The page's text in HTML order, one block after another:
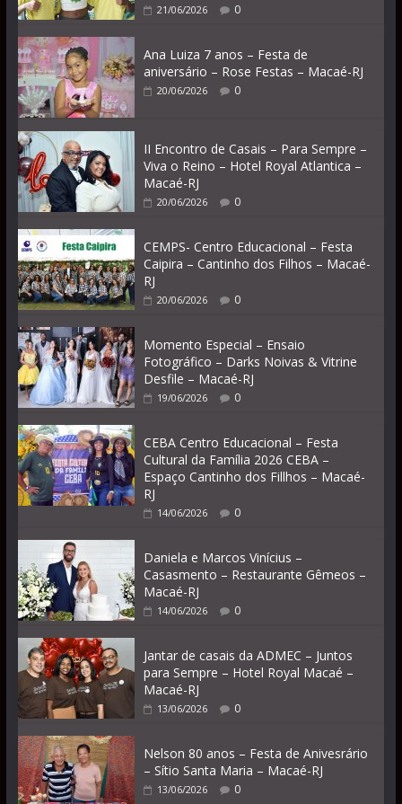
21/06/2026 0
Ana Luiza 7 anos – Festa de
aniversário – Rose Festas – Macaé-RJ
20/06/2026 0
II Encontro de Casais – Para Sempre –
Viva o Reino – Hotel Royal Atlantica –
Macaé-RJ
20/06/2026 0
CEMPS- Centro Educacional – Festa
Caipira – Cantinho dos Filhos – Macaé-
RJ
20/06/2026 0
Momento Especial – Ensaio
Fotográfico – Darks Noivas & Vitrine
Desfile – Macaé-RJ
19/06/2026 0
CEBA Centro Educacional – Festa
Cultural da Família 2026 CEBA –
Espaço Cantinho dos Fillhos – Macaé-
RJ
14/06/2026 0
Daniela e Marcos Vinícius –
Casasmento – Restaurante Gêmeos –
Macaé-RJ
14/06/2026 0
Jantar de casais da ADMEC – Juntos
para Sempre – Hotel Royal Macaé –
Macaé-RJ
13/06/2026 0
Nelson 80 anos – Festa de Anivesrário
– Sítio Santa Maria – Macaé-RJ
13/06/2026 0